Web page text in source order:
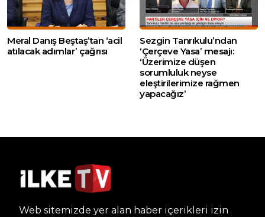
Meral Danış Beştaş’tan ‘acil
atılacak adımlar’ çağrısı
Sezgin Tanrıkulu’ndan
‘Çerçeve Yasa’ mesajı:
‘Üzerimize düşen
sorumluluk neyse
eleştirilerimize rağmen
yapacağız’
Web sitemizde yer alan haber içerikleri izin